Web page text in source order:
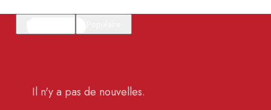
Il n'y a pas de nouvelles.